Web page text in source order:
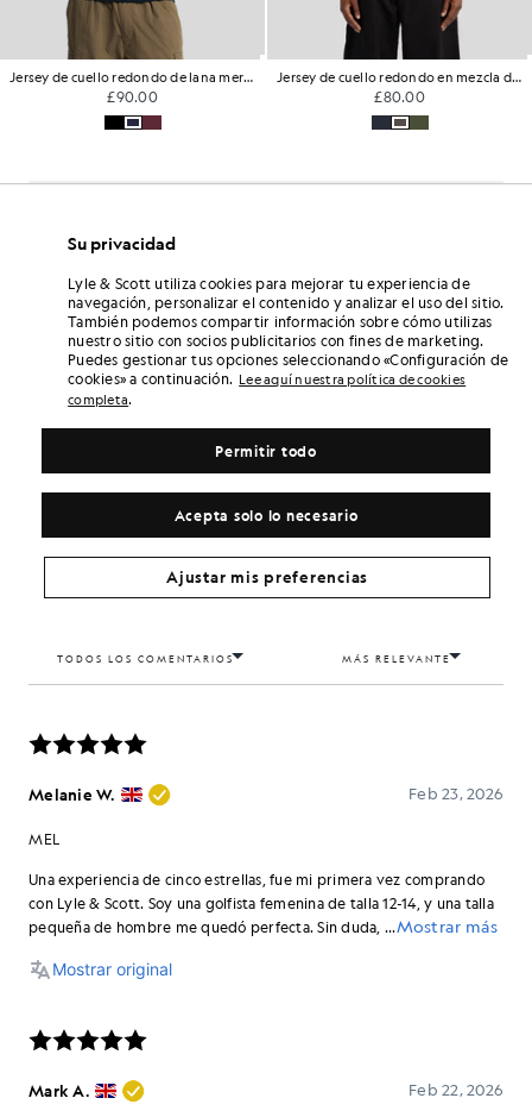
Jersey de cuello redondo de lana merina
£90.00
Jersey de cuello redondo en mezcla de lana de cordero
£80.00
Su privacidad
Lyle & Scott utiliza cookies para mejorar tu experiencia de
navegación, personalizar el contenido y analizar el uso del sitio.
También podemos compartir información sobre cómo utilizas
nuestro sitio con socios publicitarios con fines de marketing.
Puedes gestionar tus opciones seleccionando «Configuración de
cookies» a continuación. Lee aquí nuestra política de cookies
completa.
Acepta solo lo necesario
Permitir todo
Ajustar mis preferencias